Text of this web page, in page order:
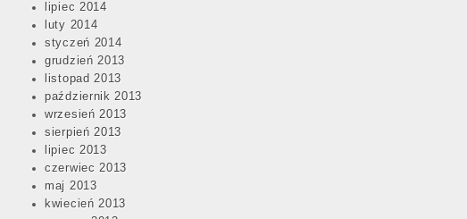
lipiec 2014
luty 2014
styczeń 2014
grudzień 2013
listopad 2013
październik 2013
wrzesień 2013
sierpień 2013
lipiec 2013
czerwiec 2013
maj 2013
kwiecień 2013